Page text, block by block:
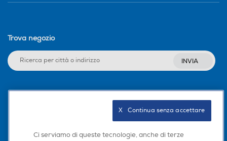
Trova negozio
INVIA
Ci serviamo di queste tecnologie, anche di terze
X   Continua senza accettare